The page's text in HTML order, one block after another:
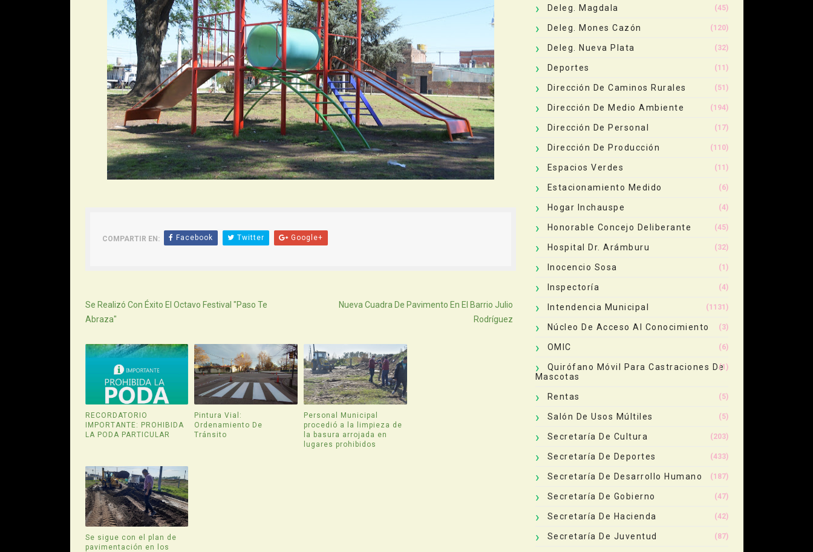
COMPARTIR EN: Facebook Twitter Google+
Se Realizó Con Éxito El Octavo Festival "Paso Te
Abraza"
Nueva Cuadra De Pavimento En El Barrio Julio
Rodríguez
RECORDATORIO
IMPORTANTE: PROHIBIDA
LA PODA PARTICULAR
Pintura Vial:
Ordenamiento De
Tránsito
Personal Municipal
procedió a la limpieza de
la basura arrojada en
lugares prohibidos
Se sigue con el plan de
pavimentación en los
Deleg. Magdala (45)
Deleg. Mones Cazón (120)
Deleg. Nueva Plata (32)
Deportes (11)
Dirección De Caminos Rurales (51)
Dirección De Medio Ambiente (194)
Dirección De Personal (17)
Dirección De Producción (110)
Espacios Verdes (11)
Estacionamiento Medido (6)
Hogar Inchauspe (4)
Honorable Concejo Deliberante (45)
Hospital Dr. Arámburu (32)
Inocencio Sosa (1)
Inspectoría (4)
Intendencia Municipal (1131)
Núcleo De Acceso Al Conocimiento (3)
OMIC (6)
Quirófano Móvil Para Castraciones De
Mascotas
(1)
Rentas (5)
Salón De Usos Múltiles (5)
Secretaría De Cultura (203)
Secretaría De Deportes (433)
Secretaría De Desarrollo Humano (187)
Secretaría De Gobierno (47)
Secretaría De Hacienda (42)
Secretaría De Juventud (87)